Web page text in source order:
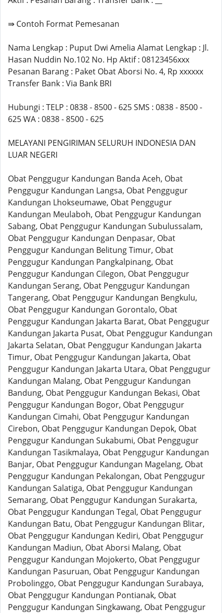
⇛ Contoh Format Pemesanan
Nama Lengkap : Puput Dwi Amelia Alamat Lengkap : Jl.
Hasan Nuddin No.102 No. Hp Aktif : 08123456xxx
Pesanan Barang : Paket Obat Aborsi No. 4, Rp xxxxxx
Transfer Bank : Via Bank BRI
Hubungi : TELP : 0838 - 8500 - 625 SMS : 0838 - 8500 -
625 WA : 0838 - 8500 - 625
MELAYANI PENGIRIMAN SELURUH INDONESIA DAN
LUAR NEGERI
Obat Penggugur Kandungan Banda Aceh, Obat
Penggugur Kandungan Langsa, Obat Penggugur
Kandungan Lhokseumawe, Obat Penggugur
Kandungan Meulaboh, Obat Penggugur Kandungan
Sabang, Obat Penggugur Kandungan Subulussalam,
Obat Penggugur Kandungan Denpasar, Obat
Penggugur Kandungan Belitung Timur, Obat
Penggugur Kandungan Pangkalpinang, Obat
Penggugur Kandungan Cilegon, Obat Penggugur
Kandungan Serang, Obat Penggugur Kandungan
Tangerang, Obat Penggugur Kandungan Bengkulu,
Obat Penggugur Kandungan Gorontalo, Obat
Penggugur Kandungan Jakarta Barat, Obat Penggugur
Kandungan Jakarta Pusat, Obat Penggugur Kandungan
Jakarta Selatan, Obat Penggugur Kandungan Jakarta
Timur, Obat Penggugur Kandungan Jakarta, Obat
Penggugur Kandungan Jakarta Utara, Obat Penggugur
Kandungan Malang, Obat Penggugur Kandungan
Bandung, Obat Penggugur Kandungan Bekasi, Obat
Penggugur Kandungan Bogor, Obat Penggugur
Kandungan Cimahi, Obat Penggugur Kandungan
Cirebon, Obat Penggugur Kandungan Depok, Obat
Penggugur Kandungan Sukabumi, Obat Penggugur
Kandungan Tasikmalaya, Obat Penggugur Kandungan
Banjar, Obat Penggugur Kandungan Magelang, Obat
Penggugur Kandungan Pekalongan, Obat Penggugur
Kandungan Salatiga, Obat Penggugur Kandungan
Semarang, Obat Penggugur Kandungan Surakarta,
Obat Penggugur Kandungan Tegal, Obat Penggugur
Kandungan Batu, Obat Penggugur Kandungan Blitar,
Obat Penggugur Kandungan Kediri, Obat Penggugur
Kandungan Madiun, Obat Aborsi Malang, Obat
Penggugur Kandungan Mojokerto, Obat Penggugur
Kandungan Pasuruan, Obat Penggugur Kandungan
Probolinggo, Obat Penggugur Kandungan Surabaya,
Obat Penggugur Kandungan Pontianak, Obat
Penggugur Kandungan Singkawang, Obat Penggugur